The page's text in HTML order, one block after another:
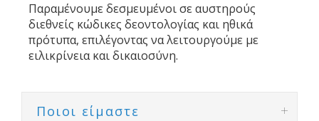
Παραμένουμε δεσμευμένοι σε αυστηρούς
διεθνείς κώδικες δεοντολογίας και ηθικά
πρότυπα, επιλέγοντας να λειτουργούμε με
ειλικρίνεια και δικαιοσύνη.
Ποιοι είμαστε